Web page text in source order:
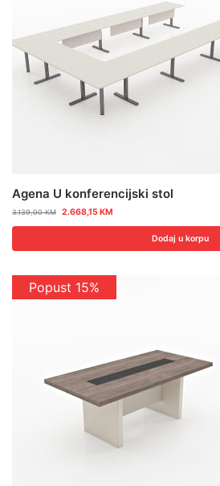
Agena U konferencijski stol
3.139,00KM 2.668,15KM
Dodaj u korpu
Popust 15%